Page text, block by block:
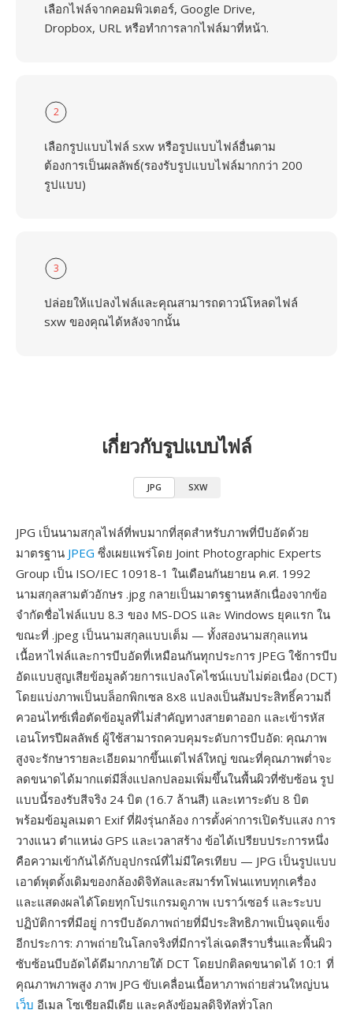
เลือกไฟล์จากคอมพิวเตอร์, Google Drive,
Dropbox, URL หรือทำการลากไฟล์มาที่หน้า.
2
เลือกรูปแบบไฟล์ sxw หรือรูปแบบไฟล์อื่นตาม
ต้องการเป็นผลลัพธ์(รองรับรูปแบบไฟล์มากกว่า 200
รูปแบบ)
3
ปล่อยให้แปลงไฟล์และคุณสามารถดาวน์โหลดไฟล์
sxw ของคุณได้หลังจากนั้น
เกี่ยวกับรูปแบบไฟล์
JPG SXW
JPG เป็นนามสกุลไฟล์ที่พบมากที่สุดสำหรับภาพที่บีบอัดด้วย
มาตรฐาน JPEG ซึ่งเผยแพร่โดย Joint Photographic Experts
Group เป็น ISO/IEC 10918-1 ในเดือนกันยายน ค.ศ. 1992
นามสกุลสามตัวอักษร .jpg กลายเป็นมาตรฐานหลักเนื่องจากข้อ
จำกัดชื่อไฟล์แบบ 8.3 ของ MS-DOS และ Windows ยุคแรก ใน
ขณะที่ .jpeg เป็นนามสกุลแบบเต็ม — ทั้งสองนามสกุลแทน
เนื้อหาไฟล์และการบีบอัดที่เหมือนกันทุกประการ JPEG ใช้การบีบ
อัดแบบสูญเสียข้อมูลด้วยการแปลงโคไซน์แบบไม่ต่อเนื่อง (DCT)
โดยแบ่งภาพเป็นบล็อกพิกเซล 8x8 แปลงเป็นสัมประสิทธิ์ความถี่
ควอนไทซ์เพื่อตัดข้อมูลที่ไม่สำคัญทางสายตาออก และเข้ารหัส
เอนโทรปีผลลัพธ์ ผู้ใช้สามารถควบคุมระดับการบีบอัด: คุณภาพ
สูงจะรักษารายละเอียดมากขึ้นแต่ไฟล์ใหญ่ ขณะที่คุณภาพต่ำจะ
ลดขนาดได้มากแต่มีสิ่งแปลกปลอมเพิ่มขึ้นในพื้นผิวที่ซับซ้อน รูป
แบบนี้รองรับสีจริง 24 บิต (16.7 ล้านสี) และเทาระดับ 8 บิต
พร้อมข้อมูลเมตา Exif ที่ฝังรุ่นกล้อง การตั้งค่าการเปิดรับแสง การ
วางแนว ตำแหน่ง GPS และเวลาสร้าง ข้อได้เปรียบประการหนึ่ง
คือความเข้ากันได้กับอุปกรณ์ที่ไม่มีใครเทียบ — JPG เป็นรูปแบบ
เอาต์พุตดั้งเดิมของกล้องดิจิทัลและสมาร์ทโฟนแทบทุกเครื่อง
และแสดงผลได้โดยทุกโปรแกรมดูภาพ เบราว์เซอร์ และระบบ
ปฏิบัติการที่มีอยู่ การบีบอัดภาพถ่ายที่มีประสิทธิภาพเป็นจุดแข็ง
อีกประการ: ภาพถ่ายในโลกจริงที่มีการไล่เฉดสีราบรื่นและพื้นผิว
ซับซ้อนบีบอัดได้ดีมากภายใต้ DCT โดยปกติลดขนาดได้ 10:1 ที่
คุณภาพภาพสูง ภาพ JPG ขับเคลื่อนเนื้อหาภาพถ่ายส่วนใหญ่บน
เว็บ อีเมล โซเชียลมีเดีย และคลังข้อมูลดิจิทัลทั่วโลก